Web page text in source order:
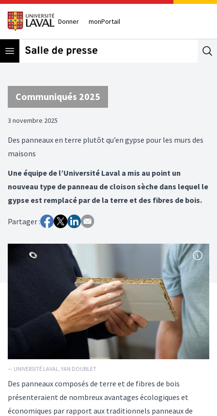
Donner monPortail
Open menu
Communiqués 2025
3 novembre 2025
Des panneaux en terre plutôt qu’en gypse pour les murs des
maisons
Une équipe de l’Université Laval a mis au point un
nouveau type de panneau de cloison sèche dans lequel le
gypse est remplacé par de la terre et des fibres de bois.
Partager :
— UNIVERSITÉ LAVAL, YAN DOUBLET
Des panneaux composés de terre et de fibres de bois
présenteraient de nombreux avantages écologiques et
économiques par rapport aux traditionnels panneaux de